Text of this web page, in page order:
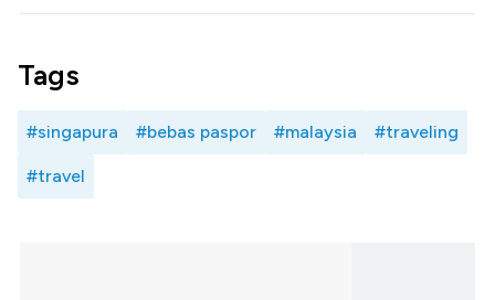
Tags
#singapura #bebas paspor #malaysia #traveling
#travel